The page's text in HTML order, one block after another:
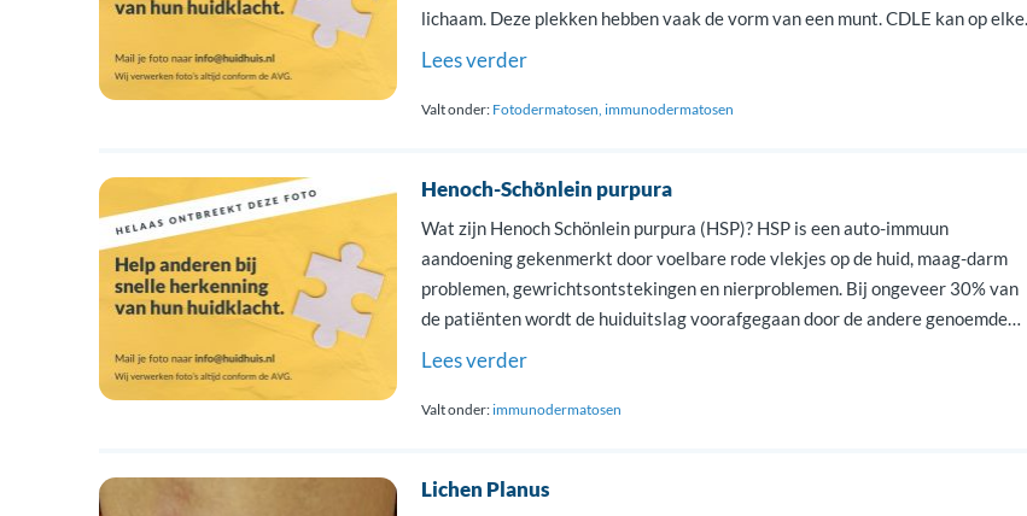
lichaam. Deze plekken hebben vaak de vorm van een munt. CDLE kan op elke
leeftijd ontstaan, maar begint meestal tussen het 20e en 45e levensjaar. Deze
Lees verder
Valt onder: Fotodermatosen immunodermatosen
Henoch-Schönlein purpura
Wat zijn Henoch Schönlein purpura (HSP)? HSP is een auto-immuun
aandoening gekenmerkt door voelbare rode vlekjes op de huid, maag-darm
problemen, gewrichtsontstekingen en nierproblemen. Bij ongeveer 30% van
de patiënten wordt de huiduitslag voorafgegaan door de andere genoemde
problemen. Ontstaan De verschijnselen ontstaan door de vorming van
Lees verder
Valt onder:immunodermatosen
Lichen Planus